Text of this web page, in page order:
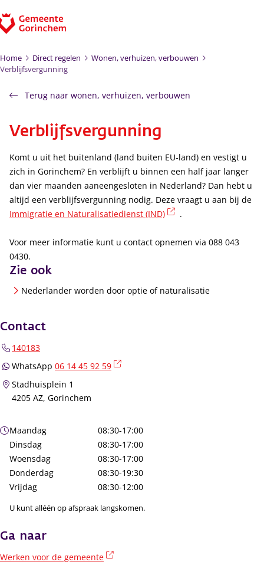
Home Direct regelen
Wonen, verhuizen, verbouwen
Verblijfsvergunning
Terug naar wonen, verhuizen, verbouwen
Verblijfsvergunning
Komt u uit het buitenland (land buiten EU-land) en vestigt u
zich in Gorinchem? En verblijft u binnen een half jaar langer
dan vier maanden aaneengesloten in Nederland? Dan hebt u
altijd een verblijfsvergunning nodig. Deze vraagt u aan bij de
Immigratie en Naturalisatiedienst (IND)
(externe link)
.
Voor meer informatie kunt u contact opnemen via 088 043
0430.
Zie ook
Nederlander worden door optie of naturalisatie
Contact
140183
WhatsApp 06 14 45 92 59
Stadhuisplein 1
4205 AZ, Gorinchem
Openingstijden
Maandag
08:30-17:00
Dinsdag
08:30-17:00
Woensdag
08:30-17:00
Donderdag
08:30-19:30
Vrijdag
08:30-12:00
U kunt alléén op afspraak langskomen.
Ga naar
Werken voor de gemeente